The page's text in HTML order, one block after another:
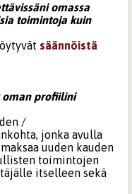
omassa
toimintoja kuin
säännöistä
oman profiilini
/
jonka avulla
uuden kauden
toimintojen
itselleen sekä